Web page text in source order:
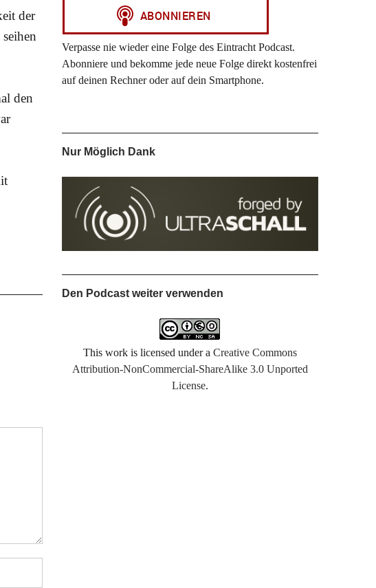
der
den
Verpasse nie wieder eine Folge des Eintracht Podcast.
Abonniere und bekomme jede neue Folge direkt kostenfrei
auf deinen Rechner oder auf dein Smartphone.
Nur Möglich Dank
Den Podcast weiter verwenden
This work is licensed under a Creative Commons
Attribution-NonCommercial-ShareAlike 3.0 Unported
License.